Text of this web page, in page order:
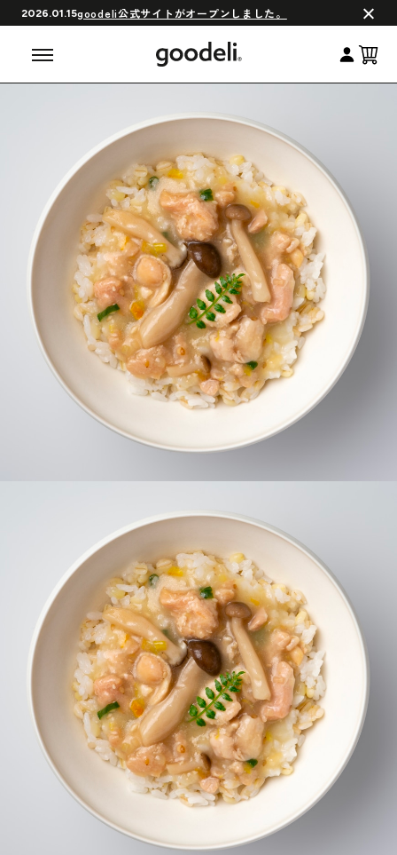
2026.01.15goodeli公式サイトがオープンしました。
会員制度について